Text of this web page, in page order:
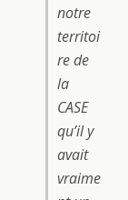
notre
territoi
re de
la
CASE
qu’il y
avait
vraime